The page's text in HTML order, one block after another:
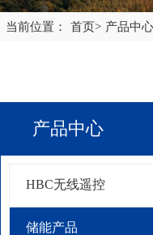
当前位置： 首页> 产品中
产品中心
HBC无线遥控
储能产品